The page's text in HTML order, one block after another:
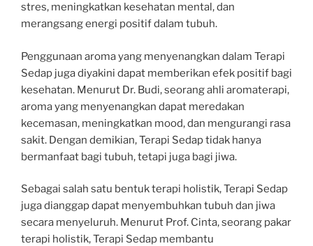
stres, meningkatkan kesehatan mental, dan
merangsang energi positif dalam tubuh.
Penggunaan aroma yang menyenangkan dalam Terapi
Sedap juga diyakini dapat memberikan efek positif bagi
kesehatan. Menurut Dr. Budi, seorang ahli aromaterapi,
aroma yang menyenangkan dapat meredakan
kecemasan, meningkatkan mood, dan mengurangi rasa
sakit. Dengan demikian, Terapi Sedap tidak hanya
bermanfaat bagi tubuh, tetapi juga bagi jiwa.
Sebagai salah satu bentuk terapi holistik, Terapi Sedap
juga dianggap dapat menyembuhkan tubuh dan jiwa
secara menyeluruh. Menurut Prof. Cinta, seorang pakar
terapi holistik, Terapi Sedap membantu